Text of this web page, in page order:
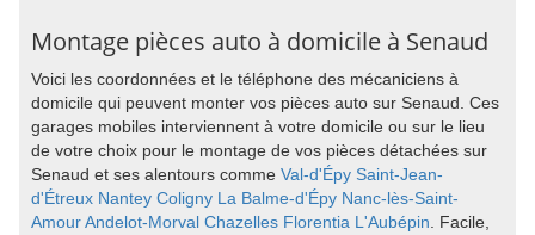
Montage pièces auto à domicile à Senaud
Voici les coordonnées et le téléphone des mécaniciens à
domicile qui peuvent monter vos pièces auto sur Senaud. Ces
garages mobiles interviennent à votre domicile ou sur le lieu
de votre choix pour le montage de vos pièces détachées sur
Senaud et ses alentours comme Val-d'Épy Saint-Jean-
d'Étreux Nantey Coligny La Balme-d'Épy Nanc-lès-Saint-
AmourAndelot-Morval Chazelles Florentia L'Aubépin. Facile,